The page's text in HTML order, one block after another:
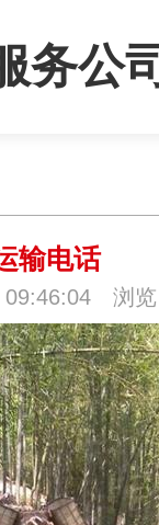
务公
输电话
09:46:04 浏览